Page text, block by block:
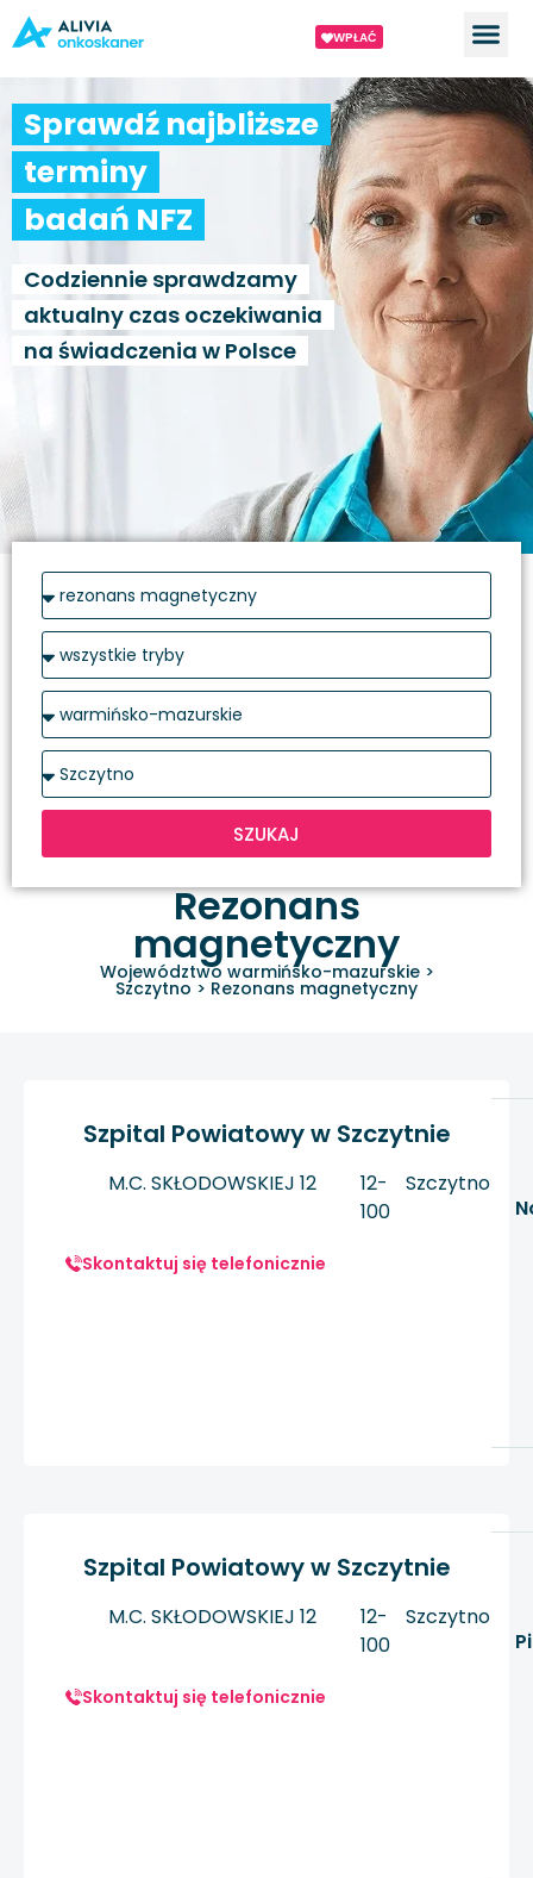
WPŁAĆ
Sprawdź najbliższe
terminy
badań NFZ
Codziennie sprawdzamy
aktualny czas oczekiwania
na świadczenia w Polsce
SZUKAJ
Rezonans
magnetyczny
Województwo warmińsko-mazurskie>
Szczytno > Rezonans magnetyczny
Szpital Powiatowy w Szczytnie
M.C. SKŁODOWSKIEJ 12
12-
100
Szczytno
Skontaktuj się telefonicznie
Szpital Powiatowy w Szczytnie
M.C. SKŁODOWSKIEJ 12
12-
100
Szczytno
Skontaktuj się telefonicznie